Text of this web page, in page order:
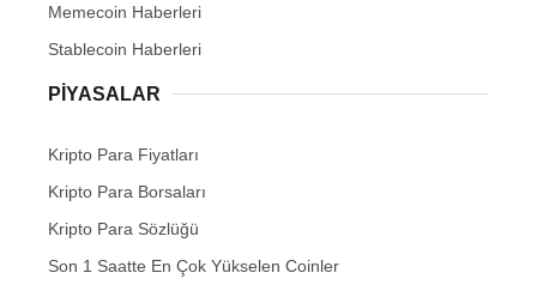
Memecoin Haberleri
Stablecoin Haberleri
PIYASALAR
Kripto Para Fiyatları
Kripto Para Borsaları
Kripto Para Sözlüğü
Son 1 Saatte En Çok Yükselen Coinler